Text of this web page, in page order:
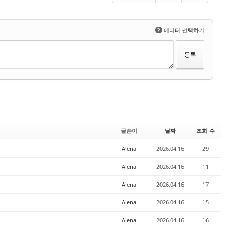
? 에디터 선택하기
글쓴이 날짜 조회 수
Alena 2026.04.16 29
Alena 2026.04.16 11
Alena 2026.04.16 17
Alena 2026.04.16 15
Alena 2026.04.16 16